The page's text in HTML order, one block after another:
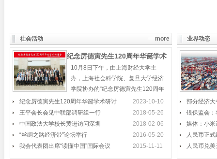
社会活动 more
纪念厉德寅先生120周年华诞学术
研讨会在上海举行
10月8日下午，由上海财经大学主
办，上海社会科学院、复旦大学经济
学院协办的“纪念厉德寅先生120周年
华诞学术研讨会”，在
“丝绸之路经济带”论坛举行
“丝绸之路经济带”核心区产业发展论坛
在新疆昌吉州举行，昌吉州常务副州
长李铁明、中国政法大学副校长时建
中、国际投资促进会会
我会代表团出席“读懂中国”国际
2023-10-10
纪念厉德寅先生120周年华诞学术研讨
2018-05-26
王平会长会见中联部调研组一行
2018-02-06
中国政法大学校长黄进访问深圳
2016-05-20
“丝绸之路经济带”论坛举行
2015-11-11
我会代表团出席“读懂中国”国际会议
业界动态
部分经济
银保监会
媒体：小
人民币正
人民币兑